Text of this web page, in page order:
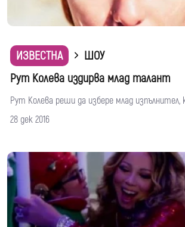
ИЗВЕСТНА
ШОУ
Рут Колева издирва млад талант
Рут Колева реши да избере млад изпълнител,
28 дек 2016